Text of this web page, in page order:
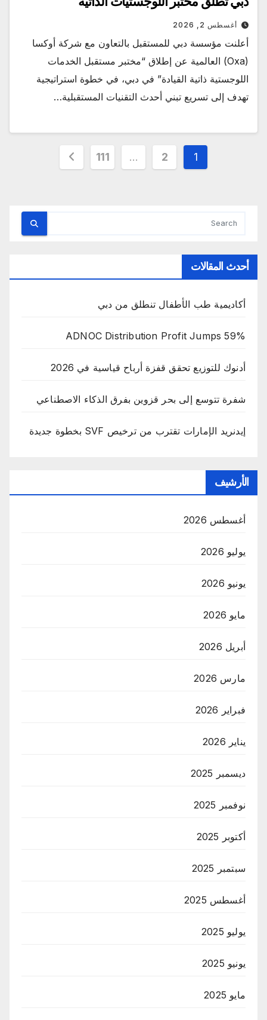
أغسطس 2, 2026
أعلنت مؤسسة دبي للمستقبل بالتعاون مع شركة أوكسا
(Oxa) العالمية عن إطلاق “مختبر مستقبل الخدمات
اللوجستية ذاتية القيادة” في دبي، في خطوة استراتيجية
تهدف إلى تسريع تبني أحدث التقنيات المستقبلية…
تعدد
1
2
…
111
أحدث المقالات
أكاديمية طب الأطفال تنطلق من دبي
ADNOC Distribution Profit Jumps 59%
أدنوك للتوزيع تحقق قفزة أرباح قياسية في 2026
شفرة تتوسع إلى بحر قزوين بفرق الذكاء الاصطناعي
إيدنريد الإمارات تقترب من ترخيص SVF بخطوة جديدة
الأرشيف
أغسطس 2026
يوليو 2026
يونيو 2026
مايو 2026
أبريل 2026
مارس 2026
فبراير 2026
يناير 2026
ديسمبر 2025
نوفمبر 2025
أكتوبر 2025
سبتمبر 2025
أغسطس 2025
يوليو 2025
يونيو 2025
مايو 2025